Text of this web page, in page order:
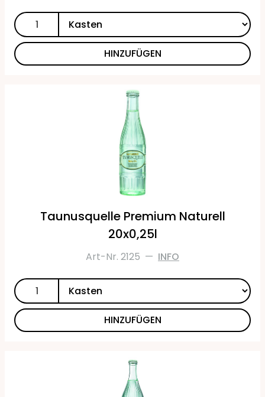
HINZUFÜGEN
Taunusquelle Premium Naturell
20x0,25l
Art-Nr. 2125 — INFO
HINZUFÜGEN